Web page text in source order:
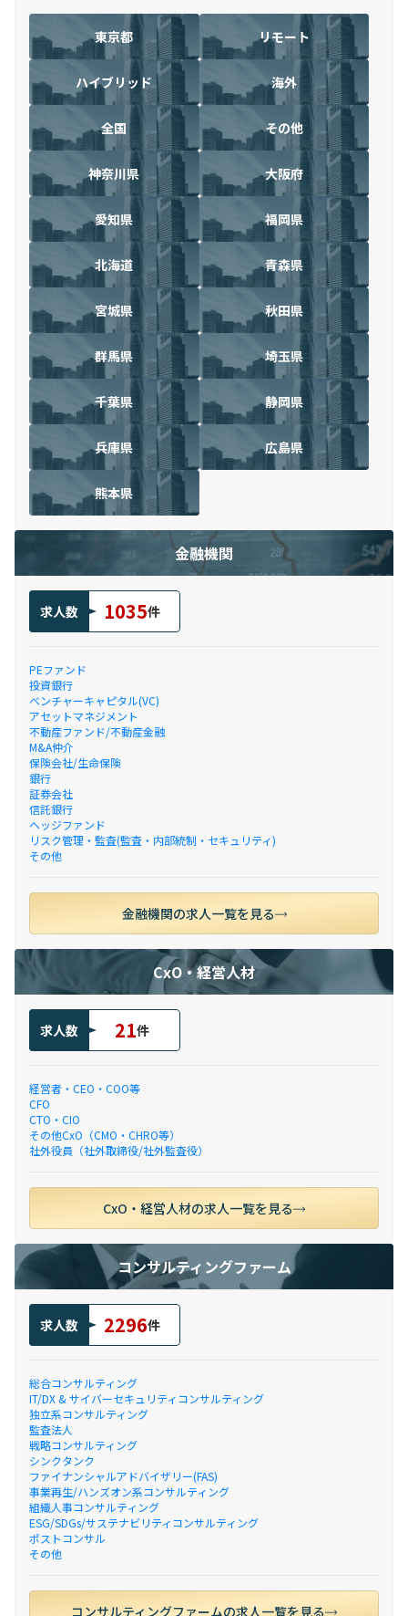
東京都 リモート
ハイブリッド 海外
全国 その他
神奈川県 大阪府
愛知県 福岡県
北海道 青森県
宮城県 秋田県
群馬県 埼玉県
千葉県 静岡県
兵庫県 広島県
熊本県
金融機関
求人数 1035件
PEファンド
投資銀行
ベンチャーキャピタル(VC)
アセットマネジメント
不動産ファンド/不動産金融
M&A仲介
保険会社/生命保険
銀行
証券会社
信託銀行
ヘッジファンド
リスク管理・監査(監査・内部統制・セキュリティ)
その他
金融機関の求人一覧を見る
CxO・経営人材
求人数 21件
経営者・CEO・COO等
CFO
CTO・CIO
その他CxO（CMO・CHRO等）
社外役員（社外取締役/社外監査役）
CxO・経営人材の求人一覧を見る
コンサルティングファーム
求人数 2296件
総合コンサルティング
IT/DX & サイバーセキュリティコンサルティング
独立系コンサルティング
監査法人
戦略コンサルティング
シンクタンク
ファイナンシャルアドバイザリー(FAS)
事業再生/ハンズオン系コンサルティング
組織人事コンサルティング
ESG/SDGs/サステナビリティコンサルティング
ポストコンサル
その他
コンサルティングファームの求人一覧を見る